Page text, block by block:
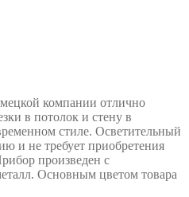
компании отлично
в потолок и стену в
стиле. Осветительный
и не требует приобретения
произведен с
Основным цветом товара